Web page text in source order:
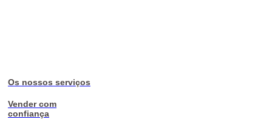
Os nossos serviços
Vender com
confiança